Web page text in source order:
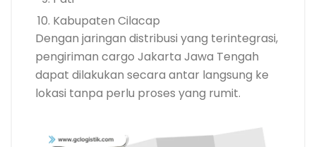
Kabupaten Cilacap
Dengan jaringan distribusi yang terintegrasi,
pengiriman cargo Jakarta Jawa Tengah
dapat dilakukan secara antar langsung ke
lokasi tanpa perlu proses yang rumit.